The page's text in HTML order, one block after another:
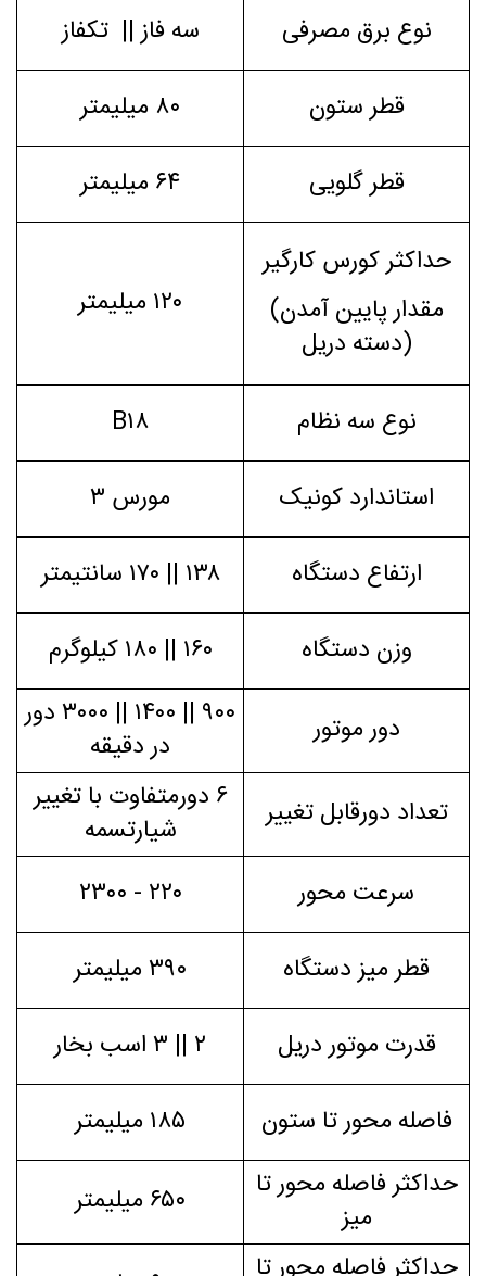
سه فاز || تکفاز
نوع برق مصرفی
۸۰ میلیمتر
قطر ستون
۶۴ میلیمتر
قطر گلویی
۱۲۰ میلیمتر
حداکثر کورس کارگیر
(مقدار پایین آمدن
دسته دریل)
B۱۸
نوع سه نظام
مورس ۳
استاندارد کونیک
۱۳۸ || ۱۷۰ سانتیمتر
ارتفاع دستگاه
۱۶۰ || ۱۸۰ کیلوگرم
وزن دستگاه
۹۰۰ || ۱۴۰۰ || ۳۰۰۰ دور
در دقیقه
دور موتور
۶ دورمتفاوت با تغییر
شیارتسمه
تعداد دورقابل تغییر
۲۲۰ - ۲۳۰۰
سرعت محور
۳۹۰ میلیمتر
قطر میز دستگاه
۲ || ۳ اسب بخار
قدرت موتور دریل
۱۸۵ میلیمتر
فاصله محور تا ستون
۶۵۰ میلیمتر
حداکثر فاصله محور تا
میز